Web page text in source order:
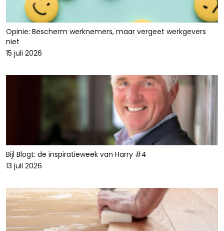
Opinie: Bescherm werknemers, maar vergeet werkgevers
niet
15 juli 2026
Bijl Blogt: de inspiratieweek van Harry #4
13 juli 2026